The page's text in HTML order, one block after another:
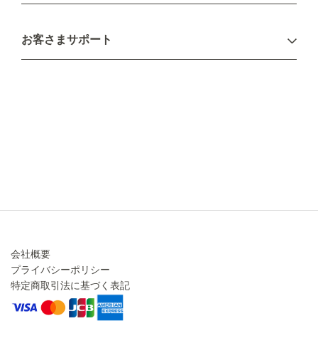
配送について
不良品・返品について
お客さまサポート
会社概要
プライバシーポリシー
特定商取引法に基づく表記